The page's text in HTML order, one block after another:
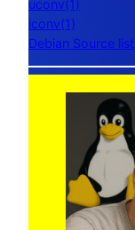
uconv(1)
iconv(1)
Debian Source list